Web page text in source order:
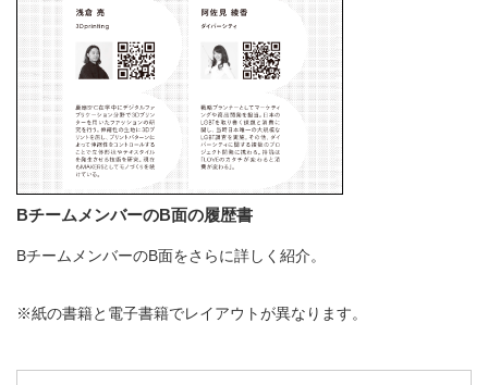
BチームメンバーのB面の履歴書
BチームメンバーのB面をさらに詳しく紹介。
※紙の書籍と電子書籍でレイアウトが異なります。